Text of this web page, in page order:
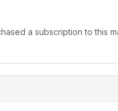
a subscription to this